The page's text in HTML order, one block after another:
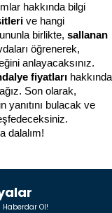
hakkında bilgi
ve hangi
birlikte, sallanan
öğrenerek,
anlayacaksınız.
fiyatları hakkında
dalalım!
Haberdar Ol!